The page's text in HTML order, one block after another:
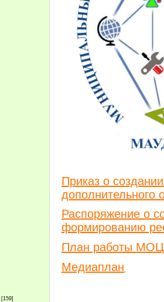
[159]
Приказ о
дополнительного
Распоряжение о
формированию
План работы МОЦ
Медиаплан